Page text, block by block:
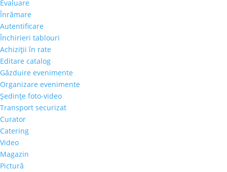
Evaluare
Înrămare
Autentificare
Închirieri tablouri
Achiziţii în rate
Editare catalog
Găzduire evenimente
Organizare evenimente
Şedinţe foto-video
Transport securizat
Curator
Catering
Video
Magazin
Pictură
Galeria Alexandra’s gazduieste o noua lansare
Străbunicii. Cartea „Ce desert ți-ar fi pregătit
străbunica ta”, reuneste cateva sute de rețete
delicioase de acum o sută de ani. Evenimentul are
loc luni, 2 Martie 2020, ora 18:00, în Centrul Vechi,
la...
ani, într-o expoziție Galeria Alexandra’s
27 februarie 2020